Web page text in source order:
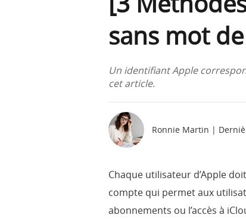
sans mot
Un identifiant Apple
cet article.
Ronnie Martin |
Chaque utilisateur d’Apple
compte qui permet aux
abonnements ou l’accès à